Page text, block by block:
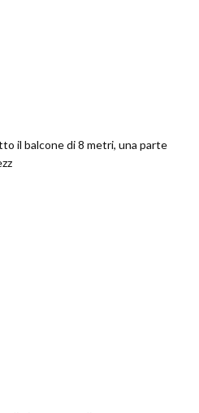
il balcone di 8 metri, una parte